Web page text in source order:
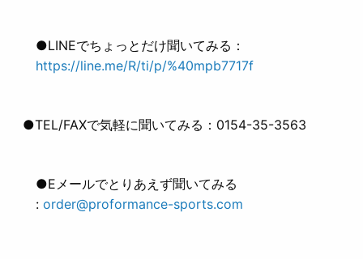
●LINEでちょっとだけ聞いてみる：
https://line.me/R/ti/p/%40mpb7717f
●TEL/FAXで気軽に聞いてみる：0154-35-3563
●Eメールでとりあえず聞いてみる
: order@proformance-sports.com